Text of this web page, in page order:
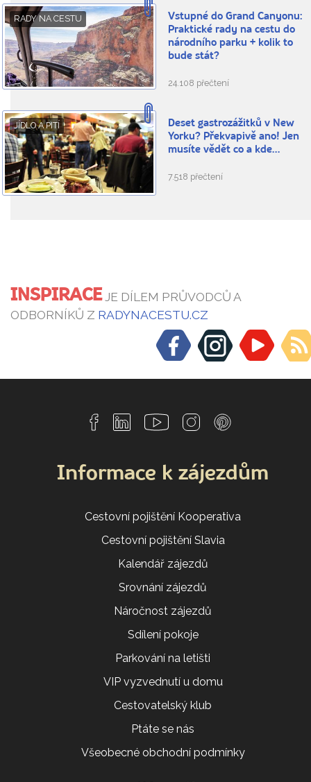
RADY NA CESTU
Vstupné do Grand Canyonu:
Praktické rady na cestu do
národního parku + kolik to
bude stát?
24.108 přečtení
JÍDLO A PITÍ
Deset gastrozážitků v New
Yorku? Překvapivě ano! Jen
musíte vědět co a kde…
7.518 přečtení
INSPIRACEJE DÍLEM PRŮVODCŮ A
ODBORNÍKŮ Z RADYNACESTU.CZ
Informace k zájezdům
Cestovní pojištění Kooperativa
Cestovní pojištění Slavia
Kalendář zájezdů
Srovnání zájezdů
Náročnost zájezdů
Sdílení pokoje
Parkování na letišti
VIP vyzvednutí u domu
Cestovatelský klub
Ptáte se nás
Všeobecné obchodní podmínky